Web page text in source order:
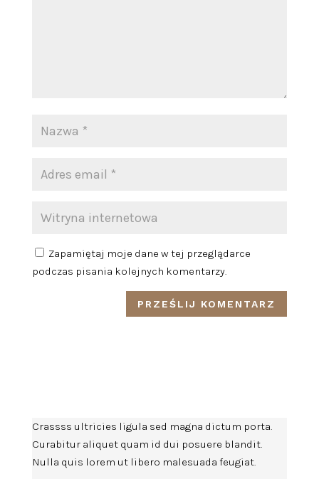
Zapamiętaj moje dane w tej przeglądarce
podczas pisania kolejnych komentarzy.
Crassss ultricies ligula sed magna dictum porta.
Curabitur aliquet quam id dui posuere blandit.
Nulla quis lorem ut libero malesuada feugiat.